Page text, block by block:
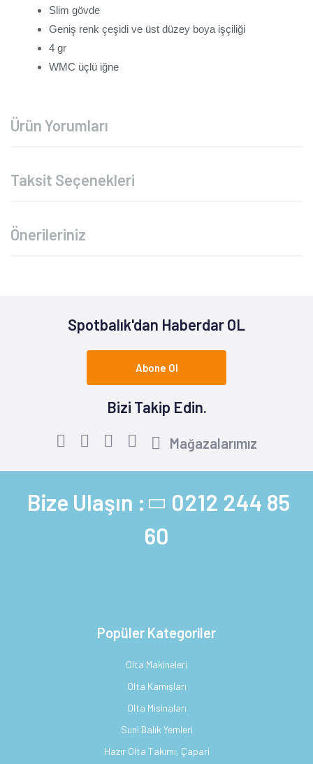
Slim gövde
Geniş renk çeşidi ve üst düzey boya işçiliği
4 gr
WMC üçlü iğne
Ürün Yorumları
Taksit Seçenekleri
Önerileriniz
Spotbalık'dan Haberdar OL
Abone Ol
Bizi Takip Edin.
Mağazalarımız
Bize Ulaşın : 0212 244 85
60
Popüler Kategoriler
Olta Makineleri
Olta Kamışları
Olta Misinaları
Suni Balık Yemleri
Hazır Olta Takımı, Çapari